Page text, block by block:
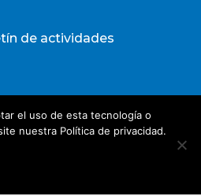
de actividades
el uso de esta tecnología o
nuestra Política de privacidad.